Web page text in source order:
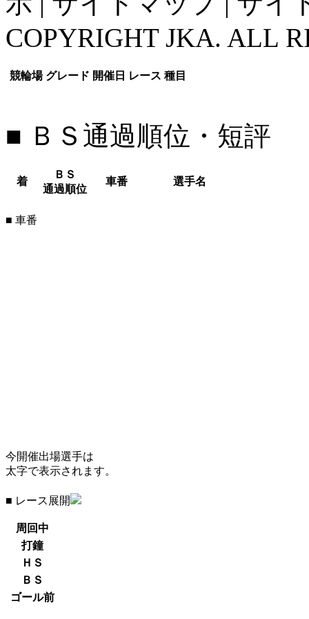
COPYRIGHT JKA. ALL
競輪場 グレード 開催日 レース 種目
■ ＢＳ通過順位・短評
着
ＢＳ
通過順位
車番 選手名
■ 車番
今開催出場選手は
太字で表示されます。
■ レース展開
周回中
打鐘
ＨＳ
ＢＳ
ゴール前